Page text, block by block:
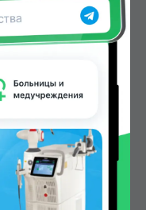
Д3№60 можно
Саховати
Аслфарм №4 по